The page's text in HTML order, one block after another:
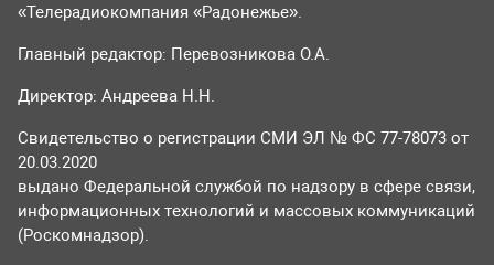
«Телерадиокомпания «Радонежье».
Главный редактор: Перевозникова О.А.
Директор: Андреева Н.Н.
Свидетельство о регистрации СМИ ЭЛ № ФС 77-78073 от
20.03.2020
выдано Федеральной службой по надзору в сфере связи,
информационных технологий и массовых коммуникаций
(Роскомнадзор).